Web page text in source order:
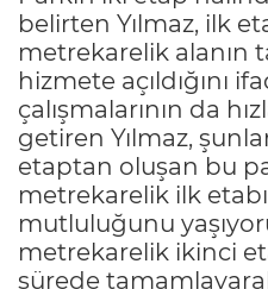
belirten Yılmaz, ilk
metrekarelik alanın
hizmete açıldığını
çalışmalarının da
getiren Yılmaz,
etaptan oluşan bu
metrekarelik ilk
mutluluğunu
metrekarelik ikinci
sürede